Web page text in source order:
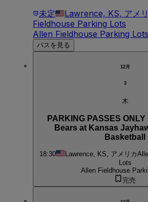
未定 Lawrence, KS, アメ
Fieldhouse Parking Lots
Allen Fieldhouse Parking Lots
パスを見る
12月
3
木
PARKING PASSES
Bears at Kansas
Basketball
18:30 Lawrence, KS, アメリカ
Lots
Allen Fieldhouse
完売